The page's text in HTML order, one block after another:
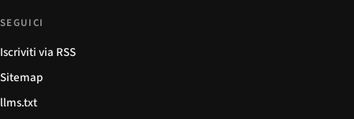
SEGUICI
Iscriviti via RSS
Sitemap
llms.txt